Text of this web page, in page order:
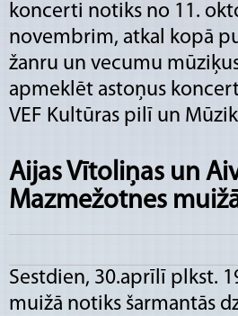
koncerti notiks no 11.
novembrim, atkal kopā
žanru un vecumu
apmeklēt astoņus
VEF Kultūras pilī un
Aijas Vītoliņas un
Mazmežotnes
Sestdien, 30.aprīlī plkst.
muižā notiks šarmantās